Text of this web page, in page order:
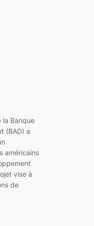
la Banque
(BAD) a
américains
vise à
de